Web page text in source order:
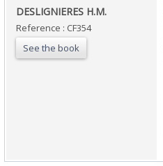
‎DESLIGNIERES H.M.‎
Reference : CF354
See the book